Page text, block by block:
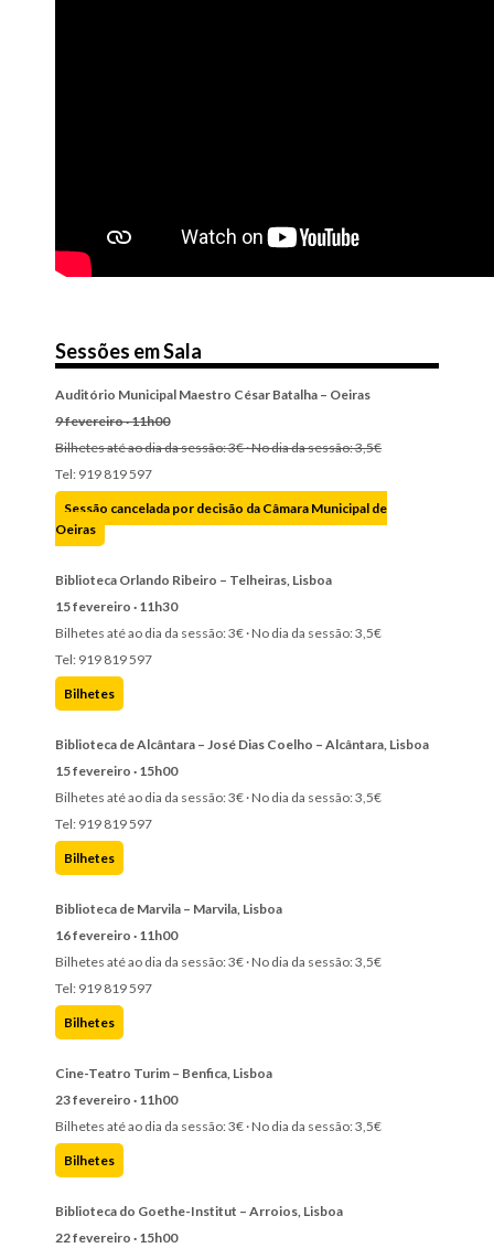
Sessões em Sala
Auditório Municipal Maestro César Batalha – Oeiras
9 fevereiro · 11h00
Bilhetes até ao dia da sessão: 3€ · No dia da sessão: 3,5€
Tel: 919 819 597
Sessão cancelada por decisão da Câmara Municipal de
Oeiras
Biblioteca Orlando Ribeiro – Telheiras, Lisboa
15 fevereiro · 11h30
Bilhetes até ao dia da sessão: 3€ · No dia da sessão: 3,5€
Tel: 919 819 597
Bilhetes
Biblioteca de Alcântara – José Dias Coelho – Alcântara, Lisboa
15 fevereiro · 15h00
Bilhetes até ao dia da sessão: 3€ · No dia da sessão: 3,5€
Tel: 919 819 597
Bilhetes
Biblioteca de Marvila – Marvila, Lisboa
16 fevereiro · 11h00
Bilhetes até ao dia da sessão: 3€ · No dia da sessão: 3,5€
Tel: 919 819 597
Bilhetes
Cine-Teatro Turim – Benfica, Lisboa
23 fevereiro · 11h00
Bilhetes até ao dia da sessão: 3€ · No dia da sessão: 3,5€
Bilhetes
Biblioteca do Goethe-Institut – Arroios, Lisboa
22 fevereiro · 15h00